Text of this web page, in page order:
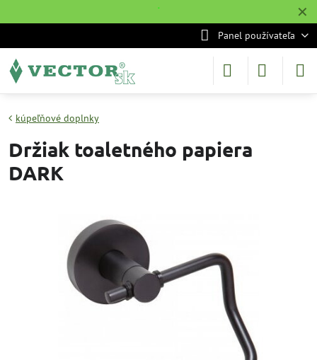
✕
˙
Panel používateľa
kúpeľňové doplnky
Držiak toaletného papiera
DARK